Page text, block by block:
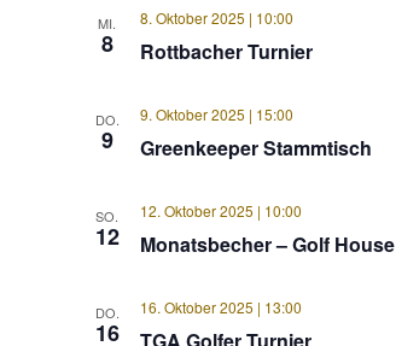
MI.
8 Rottbacher Turnier
8. Oktober 2025 | 10:00
DO.
9 Greenkeeper Stammtisch
9. Oktober 2025 | 15:00
SO.
12 Monatsbecher – Golf House
12. Oktober 2025 | 10:00
DO.
16
16. Oktober 2025 | 13:00